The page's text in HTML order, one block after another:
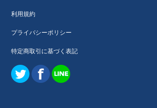
利用規約
プライバシーポリシー
特定商取引に基づく表記